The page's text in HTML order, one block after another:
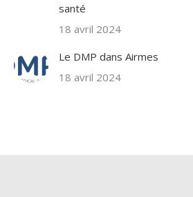
santé
18 avril 2024
Le DMP dans Airmes
18 avril 2024